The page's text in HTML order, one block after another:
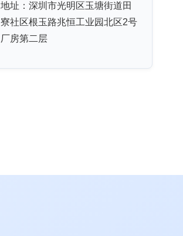
地址：深圳市光明区玉塘街道田
寮社区根玉路兆恒工业园北区2号
厂房第二层